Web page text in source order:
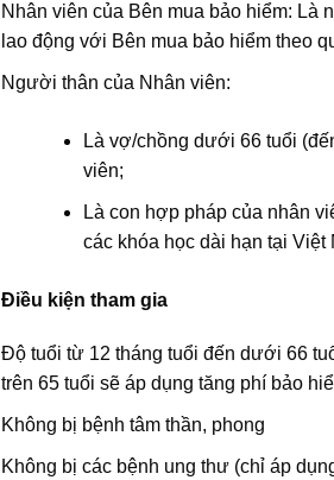
Nhân viên của Bên mua bảo hiểm:
lao động với Bên mua bảo hiểm theo
Người thân của Nhân viên:
Là vợ/chồng dưới 66 tuổi
viên;
Là con hợp pháp của nhân
các khóa học dài hạn tại Việt
Điều kiện tham gia
Độ tuổi từ 12 tháng tuổi đến dưới 66
trên 65 tuổi sẽ áp dụng tăng phí bảo
Không bị bệnh tâm thần, phong
Không bị các bệnh ung thư (chỉ áp